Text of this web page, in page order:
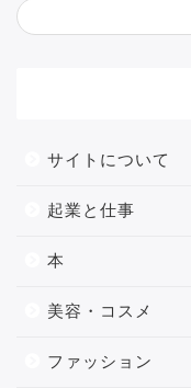
サイトについて
起業と仕事
本
美容・コスメ
ファッション